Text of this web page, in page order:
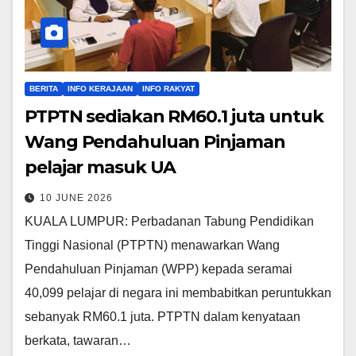
BERITA INFO KERAJAAN INFO RAKYAT
PTPTN sediakan RM60.1 juta untuk
Wang Pendahuluan Pinjaman
pelajar masuk UA
10 JUNE 2026
KUALA LUMPUR: Perbadanan Tabung Pendidikan
Tinggi Nasional (PTPTN) menawarkan Wang
Pendahuluan Pinjaman (WPP) kepada seramai
40,099 pelajar di negara ini membabitkan peruntukkan
sebanyak RM60.1 juta. PTPTN dalam kenyataan
berkata, tawaran…